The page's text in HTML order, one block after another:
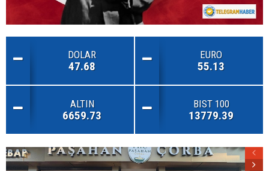
DOLAR
47.68
EURO
55.13
ALTIN
6659.73
BIST 100
13779.39